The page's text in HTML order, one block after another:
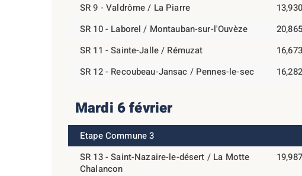
SR 9 - Valdrôme / La Piarre
SR 10 - Laborel / Montauban-sur-l'Ouvèze
SR 11 - Sainte-Jalle / Rémuzat
SR 12 - Recoubeau-Jansac / Pennes-le-sec
Mardi 6 février
Etape Commune 3
SR 13 - Saint-Nazaire-le-désert / La Motte
Chalancon